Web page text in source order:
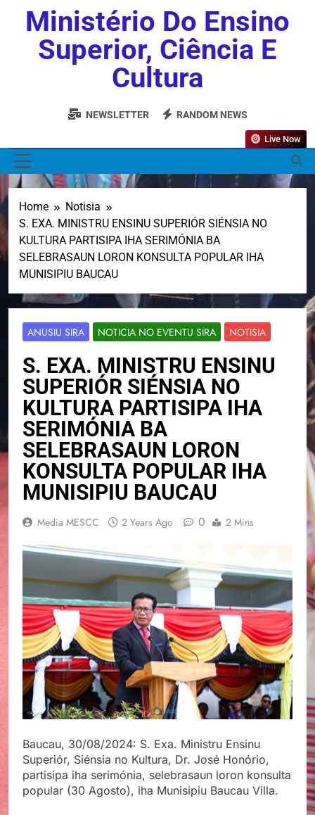
Ministério Do Ensino
Superior, Ciência E
Cultura
NEWSLETTER RANDOM NEWS
Live Now
Home
Notisia
S. EXA. MINISTRU ENSINU SUPERIÓR SIÉNSIA NO
KULTURA PARTISIPA IHA SERIMÓNIA BA
SELEBRASAUN LORON KONSULTA POPULAR IHA
MUNISIPIU BAUCAU
ANUSIU SIRA NOTICIA NO EVENTU SIRA NOTISIA
S. EXA. MINISTRU ENSINU
SUPERIÓR SIÉNSIA NO
KULTURA PARTISIPA IHA
SERIMÓNIA BA
SELEBRASAUN LORON
KONSULTA POPULAR IHA
MUNISIPIU BAUCAU
Media MESCC 2 Years Ago 0 2 Mins
Baucau, 30/08/2024: S. Exa. Ministru Ensinu
Superiór, Siénsia no Kultura, Dr. José Honório,
partisipa iha serimónia, selebrasaun loron konsulta
popular (30 Agosto), iha Munisipiu Baucau Villa.